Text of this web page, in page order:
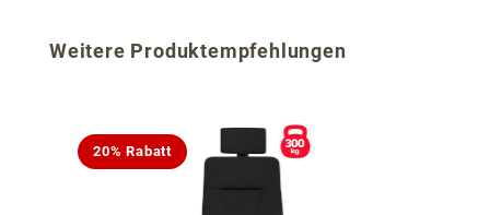
Produktgalerie überspringen
Weitere Produktempfehlungen
20% Rabatt